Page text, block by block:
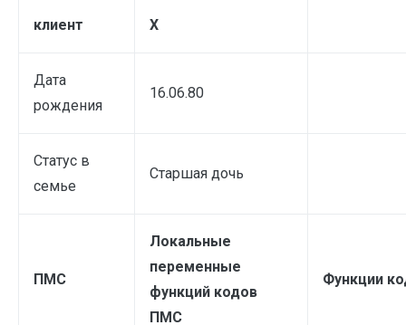
клиент Х
Дата
рождения
16.06.80
Статус в
семье
Старшая дочь
ПМС
Локальные
переменные
функций кодов
ПМС
Функции